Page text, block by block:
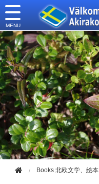
Books 北欧文学、絵本